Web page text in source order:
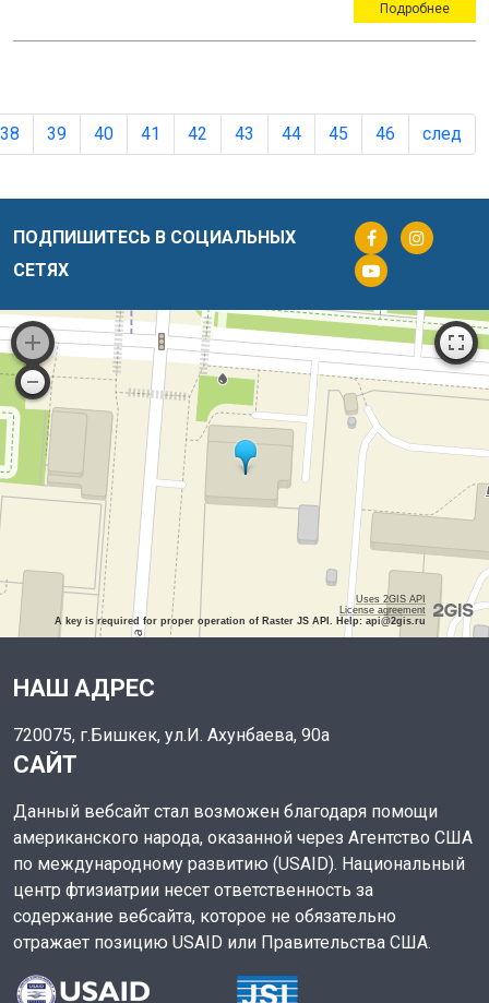
Подробнее
38 39 40 41 42 43 44 45 46 след
ПОДПИШИТЕСЬ В СОЦИАЛЬНЫХ
СЕТЯХ
Uses 2GIS API
License agreement
A key is required for proper operation of Raster JS API. Help: api@2gis.ru
НАШ АДРЕС
720075, г.Бишкек, ул.И. Ахунбаева, 90а
САЙТ
Данный вебсайт стал возможен благодаря помощи
американского народа, оказанной через Агентство США
по международному развитию (USAID). Национальный
центр фтизиатрии несет ответственность за
содержание вебсайта, которое не обязательно
отражает позицию USAID или Правительства США.